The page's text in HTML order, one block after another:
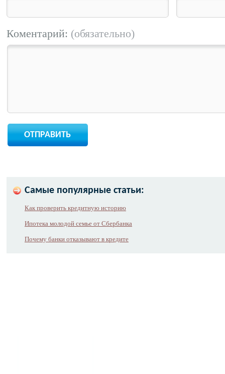
Коментарий: (обязательно)
Самые популярные статьи:
Как проверить кредитную историю
Ипотека молодой семье от Сбербанка
Почему банки отказывают в кредите